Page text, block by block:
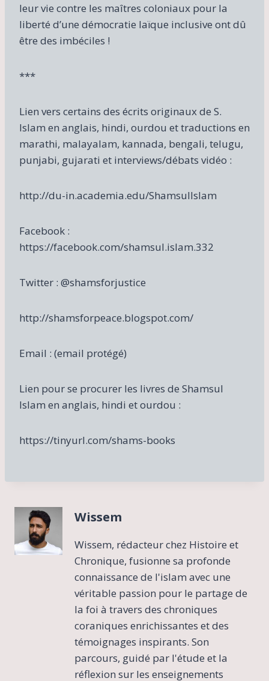
leur vie contre les maîtres coloniaux pour la
liberté d’une démocratie laïque inclusive ont dû
être des imbéciles !
***
Lien vers certains des écrits originaux de S.
Islam en anglais, hindi, ourdou et traductions en
marathi, malayalam, kannada, bengali, telugu,
punjabi, gujarati et interviews/débats vidéo :
http://du-in.academia.edu/ShamsulIslam
Facebook :
https://facebook.com/shamsul.islam.332
Twitter : @shamsforjustice
http://shamsforpeace.blogspot.com/
Email : (email protégé)
Lien pour se procurer les livres de Shamsul
Islam en anglais, hindi et ourdou :
https://tinyurl.com/shams-books
Wissem
Wissem, rédacteur chez Histoire et
Chronique, fusionne sa profonde
connaissance de l'islam avec une
véritable passion pour le partage de
la foi à travers des chroniques
coraniques enrichissantes et des
témoignages inspirants. Son
parcours, guidé par l'étude et la
réflexion sur les enseignements